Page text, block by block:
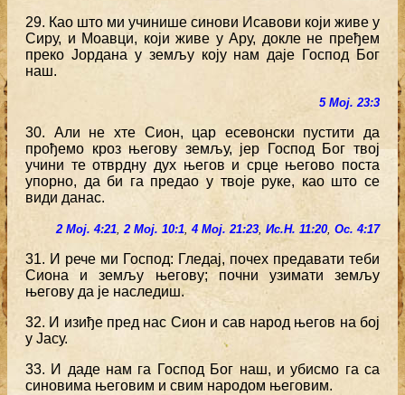
29. Као што ми учинише синови Исавови који живе у
Сиру, и Моавци, који живе у Ару, докле не пређем
преко Јордана у земљу коју нам даје Господ Бог
наш.
5 Мој. 23:3
30. Али не хте Сион, цар есевонски пустити да
прођемо кроз његову земљу, јер Господ Бог твој
учини те отврдну дух његов и срце његово поста
упорно, да би га предао у твоје руке, као што се
види данас.
2 Мој. 4:21,2 Мој. 10:1, 4 Мој. 21:23, Ис.Н. 11:20, Ос. 4:17
31. И рече ми Господ: Гледај, почех предавати теби
Сиона и земљу његову; почни узимати земљу
његову да је наследиш.
32. И изиђе пред нас Сион и сав народ његов на бој
у Јасу.
33. И даде нам га Господ Бог наш, и убисмо га са
синовима његовим и свим народом његовим.